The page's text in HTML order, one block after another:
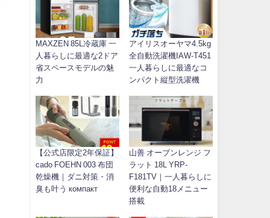
MAXZEN 85L冷蔵庫 一
人暮らしに最適な2ドア
省スペースモデルの魅
力
アイリスオーヤマ4.5kg
全自動洗濯機IAW-T451
一人暮らしに最適なコ
ンパクト縦型洗濯機
【公式店限定2年保証】
cado FOEHN 003 布団
乾燥機｜ダニ対策・消
臭も叶う компакт
山善 オーブンレンジ フ
ラット 18L YRP-
F181TV｜一人暮らしに
便利な自動18メニュー
搭載